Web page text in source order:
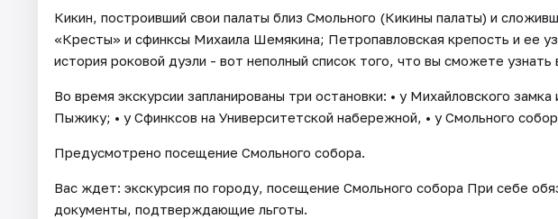
Кикин, построивший свои палаты близ Смольного (Кикины палаты) и
«Кресты» и сфинксы Михаила Шемякина; Петропавловская крепость и ее
история роковой дуэли - вот неполный список того, что вы сможете узнать
Во время экскурсии запланированы три остановки: • у Михайловского
Пыжику; • у Сфинксов на Университетской набережной, • у Смольного
Предусмотрено посещение Смольного собора.
Вас ждет: экскурсия по городу, посещение Смольного собора При себе
документы, подтверждающие льготы.